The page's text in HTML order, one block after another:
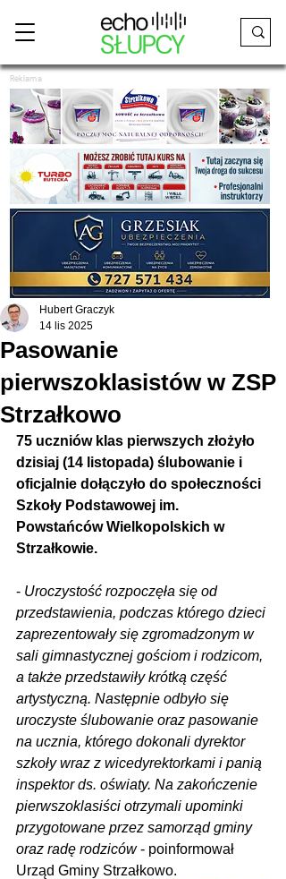
Reklama
Pasowanie
pierwszoklasistów w ZSP
Strzałkowo
Hubert Graczyk
14 lis 2025
75 uczniów klas pierwszych złożyło
dzisiaj (14 listopada) ślubowanie i
oficjalnie dołączyło do społeczności
Szkoły Podstawowej im.
Powstańców Wielkopolskich w
Strzałkowie.
- Uroczystość rozpoczęła się od
przedstawienia, podczas którego dzieci
zaprezentowały się zgromadzonym w
sali gimnastycznej gościom i rodzicom,
a także przedstawiły krótką część
artystyczną. Następnie odbyło się
uroczyste ślubowanie oraz pasowanie
na ucznia, którego dokonali dyrektor
szkoły wraz z wicedyrektorkami i panią
inspektor ds. oświaty. Na zakończenie
pierwszoklasiści otrzymali upominki
przygotowane przez samorząd gminy
oraz radę rodziców - poinformował
Urząd Gminy Strzałkowo.